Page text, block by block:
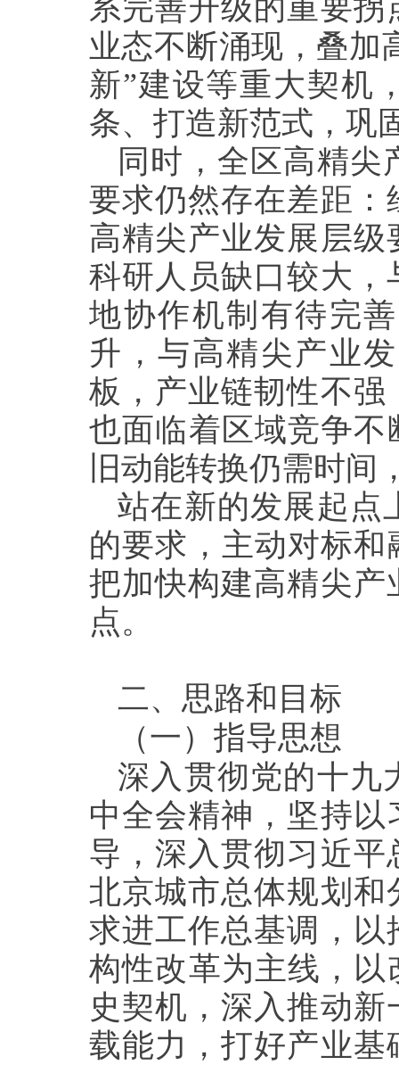
系完善升级的重要
业态不断涌现，叠加
新”建设等重大契机
条、打造新范式，巩
同时，全区高精
要求仍然存在差距
高精尖产业发展层
科研人员缺口较大
地协作机制有待完
升，与高精尖产业
板，产业链韧性不
也面临着区域竞争不
旧动能转换仍需时
站在新的发展起点
的要求，主动对标
把加快构建高精尖
点。
二、思路和目标
（一） 指导思想
深入贯彻党的十九
中全会精神，坚持
导，深入贯彻习近
北京城市总体规划
求进工作总基调，
构性改革为主线，以
史契机，深入推动
载能力，打好产业